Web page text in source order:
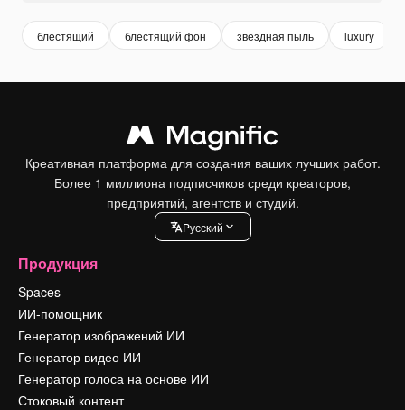
блестящий блестящий фон звездная пыль luxury
Креативная платформа для создания ваших лучших работ.
Более 1 миллиона подписчиков среди креаторов,
предприятий, агентств и студий.
Pусский
Продукция
Spaces
ИИ-помощник
Генератор изображений ИИ
Генератор видео ИИ
Генератор голоса на основе ИИ
Стоковый контент